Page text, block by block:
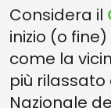
Considera il
inizio (o
come la
più rilassato
Nazionale